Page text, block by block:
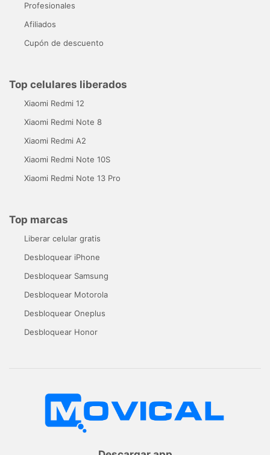
Profesionales
Afiliados
Cupón de descuento
Top celulares liberados
Xiaomi Redmi 12
Xiaomi Redmi Note 8
Xiaomi Redmi A2
Xiaomi Redmi Note 10S
Xiaomi Redmi Note 13 Pro
Top marcas
Liberar celular gratis
Desbloquear iPhone
Desbloquear Samsung
Desbloquear Motorola
Desbloquear Oneplus
Desbloquear Honor